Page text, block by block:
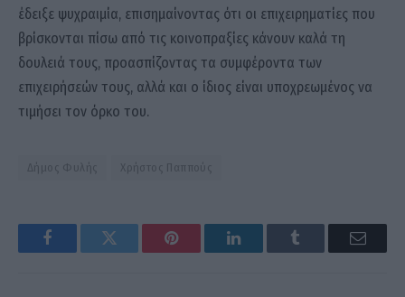
έδειξε ψυχραιμία, επισημαίνοντας ότι οι επιχειρηματίες που
βρίσκονται πίσω από τις κοινοπραξίες κάνουν καλά τη
δουλειά τους, προασπίζοντας τα συμφέροντα των
επιχειρήσεών τους, αλλά και ο ίδιος είναι υποχρεωμένος να
τιμήσει τον όρκο του.
Δήμος Φυλής Χρήστος Παππούς
FacebookTwitter Pinterest LinkedInTumblr Email